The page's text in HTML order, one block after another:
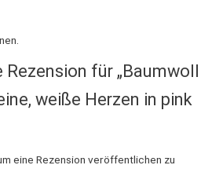
Rezension für „Baumwoll
weiße Herzen in pink
eine Rezension veröffentlichen zu